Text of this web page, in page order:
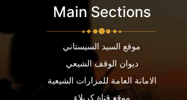
Main Sections
موقع السيد السيستاني
ديوان الوقف الشيعي
الامانة العامة للمزارات الشيعية
موقع قناة كربلاء